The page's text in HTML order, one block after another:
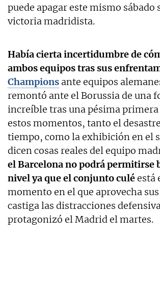
puede apagar este mismo sábado
victoria madridista.
Había cierta incertidumbre de
ambos equipos tras sus
Champions ante equipos
remontó ante el Borussia de una
increíble tras una pésima primera
estos momentos, tanto el
tiempo, como la exhibición en el
dicen cosas reales del equipo
el Barcelona no podrá permitirse
nivel ya que el conjunto culéestá
momento en el que aprovecha
castiga las distracciones
protagonizó el Madrid el martes.